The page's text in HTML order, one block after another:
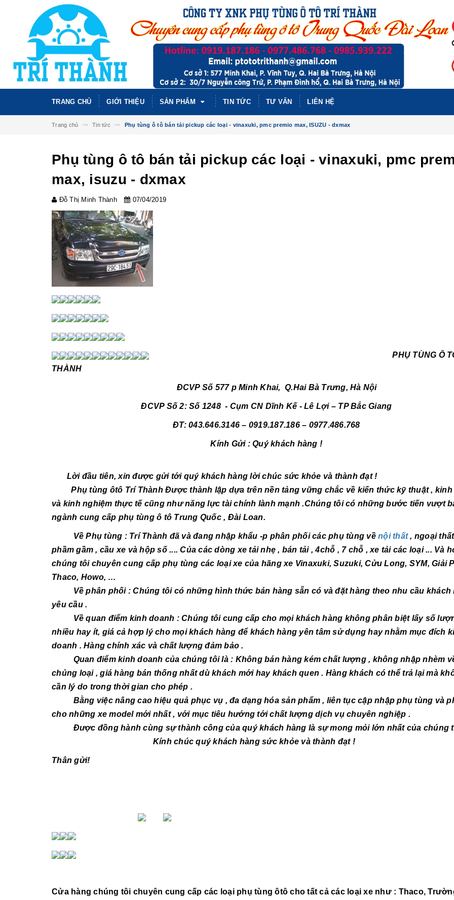
TRANG CHỦ GIỚI THIỆU SẢN PHẨM TIN TỨC TƯ VẤN LIÊN HỆ
Trang chủ Tin tức Phụ tùng ô tô bán tải pickup các loại - vinaxuki, pmc premio max, ISUZU - dxmax
Phụ tùng ô tô bán tải pickup các loại - vinaxuki, pmc
max, isuzu - dxmax
Đỗ Thị Minh Thành 07/04/2019
PHỤ TÙNG Ô TÔ
THÀNH
ĐCVP Số 577 p Minh Khai, Q.Hai Bà Trưng, Hà Nội
ĐCVP Số 2: Số 1248 - Cụm CN Dĩnh Kế - Lê Lợi – TP Bắc Giang
ĐT: 043.646.3146 – 0919.187.186 – 0977.486.768
Kính Gửi : Quý khách hàng !
Lời đầu tiên, xin được gửi tới quý khách hàng lời chúc sức khỏe và thành đạt !
Phụ tùng ôtô Trí Thành Được thành lập dựa trên nền tảng vững chắc về kiến thức kỹ thuật , kinh
và kinh nghiệm thực tế cũng như năng lực tài chính lành mạnh .Chúng tôi có những bước tiến vượt
ngành cung cấp phụ tùng ô tô Trung Quốc , Đài Loan.
Về Phụ tùng : Trí Thành đã và đang nhập khẩu -p phân phối các phụ tùng về nội thất, ngoại
phầm gầm , cầu xe và hộp số .... Của các dòng xe tải nhẹ , bán tải , 4chỗ , 7 chỗ , xe tải các loại ... Và
chúng tôi chuyên cung cấp phụ tùng các loại xe của hãng xe Vinaxuki, Suzuki, Cửu Long, SYM, Giải
Thaco, Howo, …
Về phân phối : Chúng tôi có những hình thức bán hàng sẵn có và đặt hàng theo nhu cầu khách
yêu cầu .
Về quan điểm kinh doanh : Chúng tôi cung cấp cho mọi khách hàng không phân biệt lấy số
nhiều hay ít, giá cả hợp lý cho mọi khách hàng để khách hàng yên tâm sử dụng hay nhằm mục đích
doanh . Hàng chính xác và chất lượng đảm bảo .
Quan điểm kinh doanh của chúng tôi là : Không bán hàng kém chất lượng , không nhập nhèm
chủng loại , giá hàng bán thống nhất dù khách mới hay khách quen . Hàng khách có thể trả lại mà
cần lý do trong thời gian cho phép .
Bằng việc nâng cao hiệu quả phục vụ , đa dạng hóa sản phẩm , liên tục cập nhập phụ tùng và
cho những xe model mới nhất , với mục tiêu hướng tới chất lượng dịch vụ chuyên nghiệp .
Được đồng hành cùng sự thành công của quý khách hàng là sự mong mỏi lớn nhất của chúng
Kính chúc quý khách hàng sức khỏe và thành đạt !
Thân gửi!
Cửa hàng chúng tôi chuyên cung cấp các loại phụ tùng ôtô cho tất cả các loại xe như : Thaco,
BAIC
NHẤT